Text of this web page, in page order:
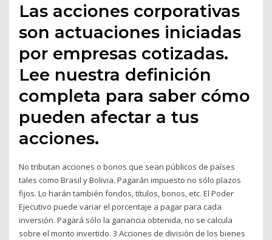
Las acciones corporativas
son actuaciones iniciadas
por empresas cotizadas.
Lee nuestra definición
completa para saber cómo
pueden afectar a tus
acciones.
No tributan acciones o bonos que sean públicos de países
tales como Brasil y Bolivia. Pagarán impuesto no sólo plazos
fijos. Lo harán también fondos, títulos, bonos, etc. El Poder
Ejecutivo puede variar el porcentaje a pagar para cada
inversión. Pagará sólo la ganancia obtenida, no se calcula
sobre el monto invertido. 3 Acciones de división de los bienes